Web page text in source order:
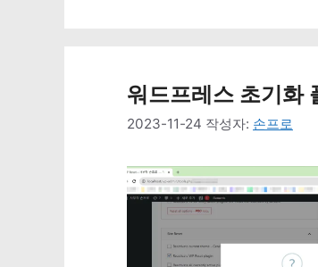
워드프레스 초기화
2023-11-24 작성자: 손프로